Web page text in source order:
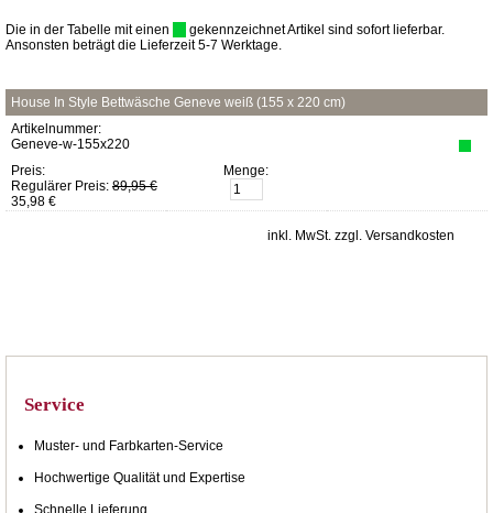
Die in der Tabelle mit einen
gekennzeichnet Artikel sind sofort lieferbar.
Ansonsten beträgt die Lieferzeit 5-7 Werktage.
House In Style Bettwäsche Geneve weiß (155 x 220 cm)
Artikelnummer:
Geneve-w-155x220
Preis:
Regulärer Preis: 89,95 €
35,98 €
Menge:
inkl. MwSt. zzgl. Versandkosten
Service
Muster- und Farbkarten-Service
Hochwertige Qualität und Expertise
Schnelle Lieferung